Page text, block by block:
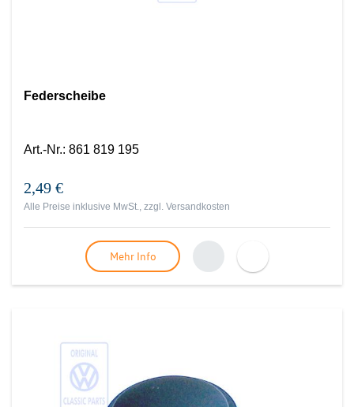
Federscheibe
Art.-Nr.: 861 819 195
2,49 €
Alle Preise inklusive MwSt., zzgl. Versandkosten
Mehr Info